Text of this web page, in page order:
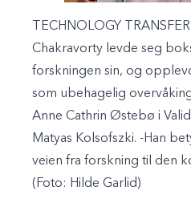
TECHNOLOGY
Chakravorty levde seg
forskningen sin, og
som ubehagelig
Anne Cathrin Østebø i
Matyas Kolsofszki. -Han
veien fra forskning til den
(Foto: Hilde Garlid)